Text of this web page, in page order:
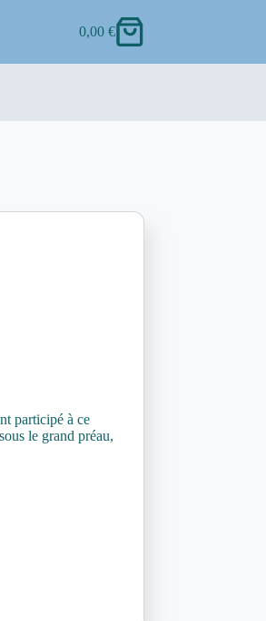
0,00 €
participé à ce
le grand préau,